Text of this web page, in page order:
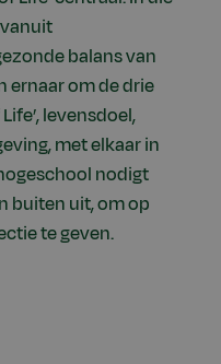
balans van
ernaar om de drie
levensdoel,
met elkaar in
nodigt
buiten uit, om op
te geven.